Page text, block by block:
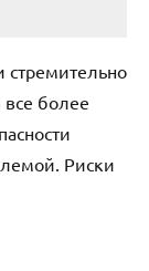
стремительно
все более
Риски